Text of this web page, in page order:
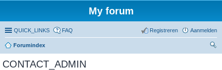
My forum
QUICK_LINKS FAQ Aanmelden
Registreren
Forumindex
CONTACT_ADMIN